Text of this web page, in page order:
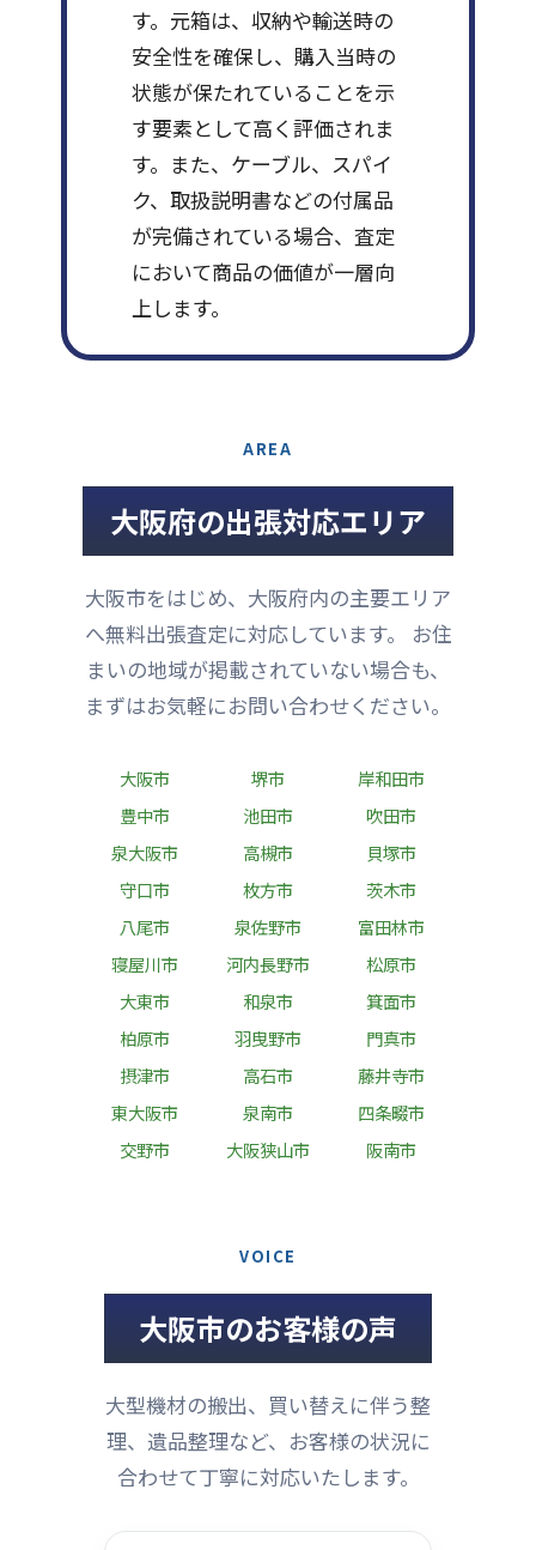
す。元箱は、収納や輸送時の
安全性を確保し、購入当時の
状態が保たれていることを示
す要素として高く評価されま
す。また、ケーブル、スパイ
ク、取扱説明書などの付属品
が完備されている場合、査定
において商品の価値が一層向
上します。
AREA
大阪府の出張対応エリア
大阪市をはじめ、大阪府内の主要エリア
へ無料出張査定に対応しています。 お住
まいの地域が掲載されていない場合も、
まずはお気軽にお問い合わせください。
大阪市 堺市
岸和田市
豊中市
池田市
吹田市
泉大阪市
高槻市
貝塚市
守口市
枚方市
茨木市
八尾市
泉佐野市
富田林市
寝屋川市
河内長野市
松原市
大東市
和泉市
箕面市
柏原市
羽曳野市
門真市
摂津市
高石市
藤井寺市
東大阪市
泉南市
四条畷市
交野市
大阪狭山市 阪南市
VOICE
大阪市のお客様の声
大型機材の搬出、買い替えに伴う整
理、遺品整理など、お客様の状況に
合わせて丁寧に対応いたします。